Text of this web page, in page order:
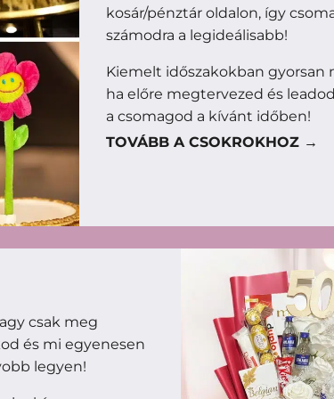
kosár/pénztár oldalon, így
számodra a legideálisabb!
Kiemelt időszakokban gyorsan
ha előre megtervezed és
a csomagod a kívánt időben!
TOVÁBB A CSOKROKHOZ →
csak meg
és mi egyenesen
legyen!